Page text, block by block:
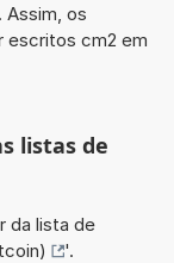
os
escritos cm2 em
listas de
da lista de
'.